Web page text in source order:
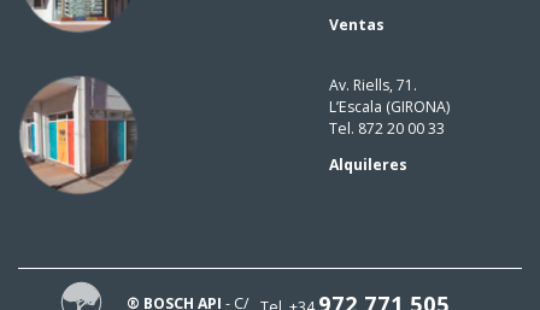
Ventas
Av. Riells, 71.
L’Escala (GIRONA)
Tel. 872 20 00 33
Alquileres
972 771 505
® BOSCH API - C/